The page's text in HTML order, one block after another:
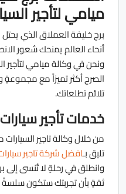
ميامي لتأجير
برج خليفة العملاق الذي
أنحاء العالم يمنحك شعور
ونحن في وكالة ميامي لتأجير
الصرح أكثر تميزاً مع مجموعةٍ
تلائم تطلعاتك.
خدمات تأجير
من خلال وكالة تاجير
تليق بـافضل شركة تاجير
وانطلق في رحلةٍ لا تُنسى إلى
ثقةٍ بأن تجربتك ستكون سلسةً